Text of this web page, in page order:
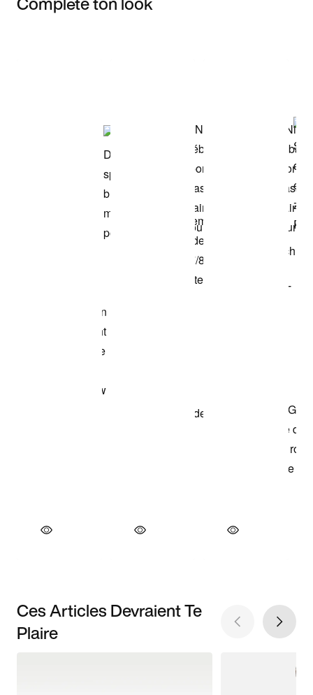
Ces Articles Devraient Te
Plaire